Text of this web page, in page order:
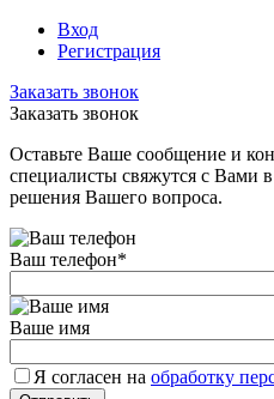
Вход
Регистрация
Заказать звонок
Заказать звонок
Оставьте Ваше сообщение и
специалисты свяжутся с Вами
решения Вашего вопроса.
Ваш телефон*
Ваше имя
Я согласен на обработку